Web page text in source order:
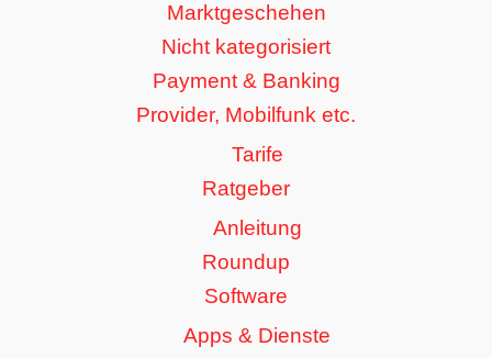
Marktgeschehen
Nicht kategorisiert
Payment & Banking
Provider, Mobilfunk etc.
Tarife
Ratgeber
Anleitung
Roundup
Software
Apps & Dienste